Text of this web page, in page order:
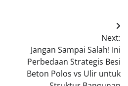
Next:
Jangan Sampai Salah! Ini
Perbedaan Strategis Besi
Beton Polos vs Ulir untuk